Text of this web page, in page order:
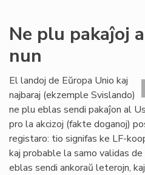
Ne plu pakaĵoj
nun
El landoj de Eŭropa Unio kaj
najbaraj (ekzemple Svislando)
ne plu eblas sendi pakaĵon al
pro la akcizoj (fakte doganoj)
registaro: tio signifas ke LF-
kaj probable la samo validas
eblas sendi ankoraŭ leterojn,